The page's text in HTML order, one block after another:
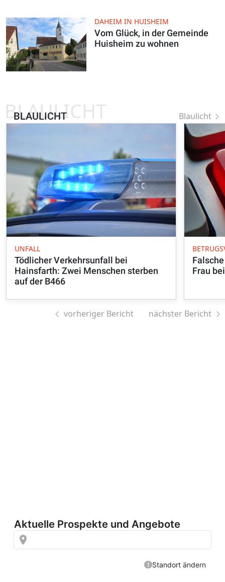
DAHEIM IN HUISHEIM
Vom Glück, in der Gemeinde
Huisheim zu wohnen
BLAULICHT
BLAULICHT Blaulicht
UNFALL
Tödlicher Verkehrsunfall bei
Hainsfarth: Zwei Menschen sterben
auf der B466
Frau
vorheriger Bericht nächster Bericht